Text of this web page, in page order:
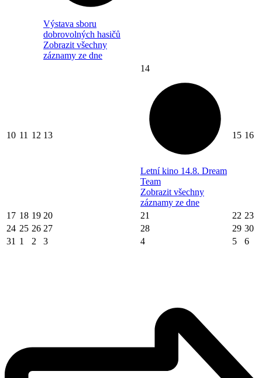
Výstava sboru
dobrovolných hasičů
Zobrazit všechny
záznamy ze dne
10 11 12 13
14
Letní kino 14.8. Dream
Team
Zobrazit všechny
záznamy ze dne
15 16
17 18 19 20 21 22 23
24 25 26 27 28 29 30
31 1 2 3 4 5 6